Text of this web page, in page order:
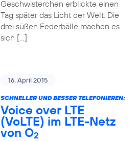
Geschwisterchen erblickte einen
Tag später das Licht der Welt. Die
drei süßen Federbälle machen es
sich […]
16. April 2015
SCHNELLER UND BESSER TELEFONIEREN:
Voice over LTE
(VoLTE) im LTE-Netz
von O2